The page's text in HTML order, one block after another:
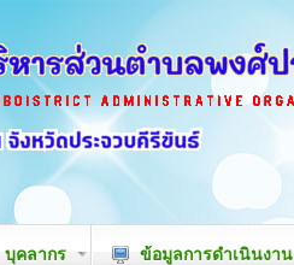
บุคลากร ข้อมูลการดำเนินงาน